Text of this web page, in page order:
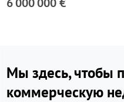
Мы здесь, чтобы
коммерческую